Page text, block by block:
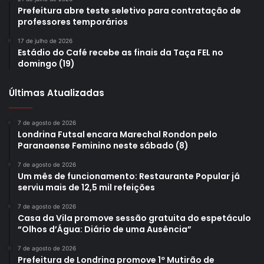
Foto: Rodolfo Gaion / arquivo CMTU
No sábado (4), às 15h30, o passeio ciclístico “Cidade em
Movimento”, voltado a adultos e crianças, deve reunir os
amantes da bicicleta em um percurso de 15km por ruas e
Prefeitura abre teste seletivo para contratação de
professores temporários
17 de julho de 2026
Estádio do Café recebe as finais da Taça FEL no
domingo (19)
Últimas Atualizadas
7 de agosto de 2026
Londrina Futsal encara Marechal Rondon pelo
Paranaense Feminino neste sábado (8)
7 de agosto de 2026
Um mês de funcionamento: Restaurante Popular já
serviu mais de 12,5 mil refeições
7 de agosto de 2026
Casa da Vila promove sessão gratuita do espetáculo
“Olhos d’Água: Diário de uma Ausência”
7 de agosto de 2026
Prefeitura de Londrina promove 1º Mutirão de